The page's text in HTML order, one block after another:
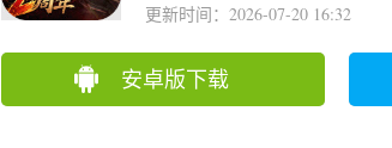
更新时间：2026-07-20 16:32
安卓版下载